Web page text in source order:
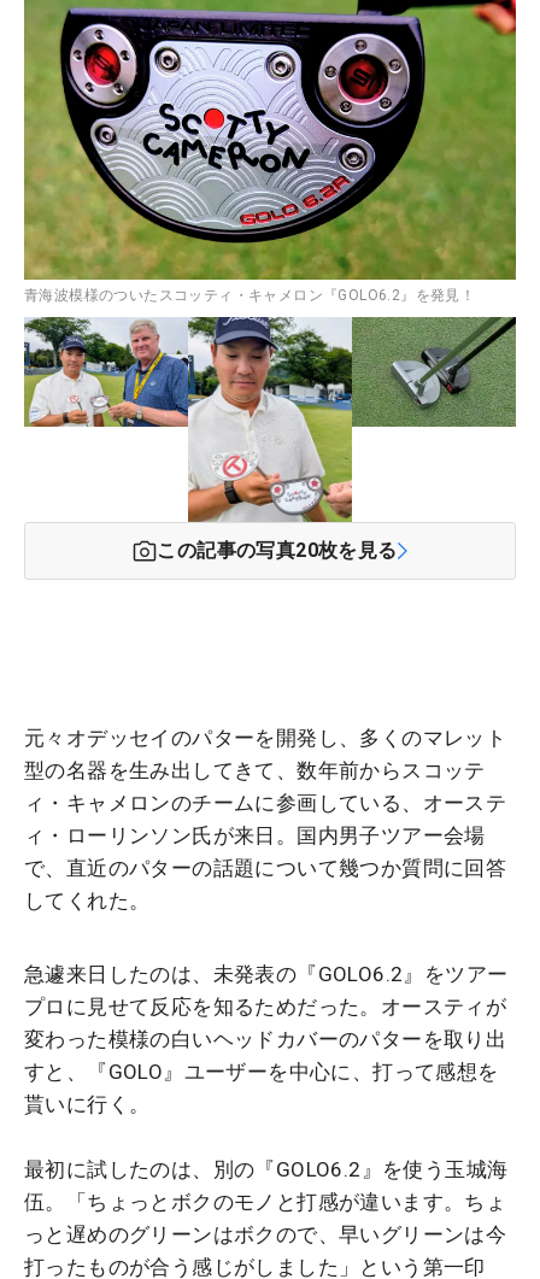
青海波模様のついたスコッティ・キャメロン『GOLO6.2』を発見！
この記事の写真20枚を見る
元々オデッセイのパターを開発し、多くのマレット
型の名器を生み出してきて、数年前からスコッテ
ィ・キャメロンのチームに参画している、オーステ
ィ・ローリンソン氏が来日。国内男子ツアー会場
で、直近のパターの話題について幾つか質問に回答
してくれた。
急遽来日したのは、未発表の『GOLO6.2』をツアー
プロに見せて反応を知るためだった。オースティが
変わった模様の白いヘッドカバーのパターを取り出
すと、『GOLO』ユーザーを中心に、打って感想を
貰いに行く。
最初に試したのは、別の『GOLO6.2』を使う玉城海
伍。「ちょっとボクのモノと打感が違います。ちょ
っと遅めのグリーンはボクので、早いグリーンは今
打ったものが合う感じがしました」という第一印